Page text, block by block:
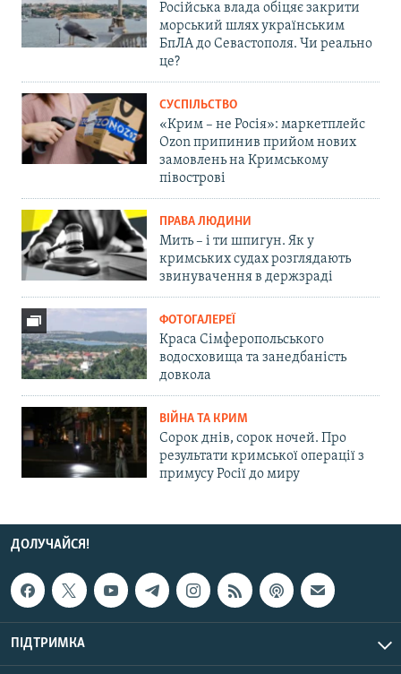
Російська влада обіцяє закрити
морський шлях українським
БпЛА до Севастополя. Чи реально
це?
СУСПІЛЬСТВО
«Крим – не Росія»: маркетплейс
Ozon припинив прийом нових
замовлень на Кримському
півострові
ПРАВА ЛЮДИНИ
Мить – і ти шпигун. Як у
кримських судах розглядають
звинувачення в держзраді
ФОТОГАЛЕРЕЇ
Краса Сімферопольського
водосховища та занедбаність
довкола
ВІЙНА ТА КРИМ
Сорок днів, сорок ночей. Про
результати кримської операції з
примусу Росії до миру
ДОЛУЧАЙСЯ!
ПІДТРИМКА